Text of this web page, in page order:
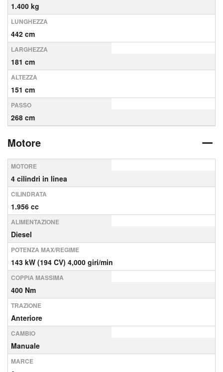
1.400 kg
LUNGHEZZA
442 cm
LARGHEZZA
181 cm
ALTEZZA
151 cm
PASSO
268 cm
Motore
MOTORE
4 cilindri in linea
CILINDRATA
1.956 cc
ALIMENTAZIONE
Diesel
POTENZA MAX/REGIME
143 kW (194 CV) 4,000 giri/min
COPPIA MASSIMA
400 Nm
TRAZIONE
Anteriore
CAMBIO
Manuale
MARCE